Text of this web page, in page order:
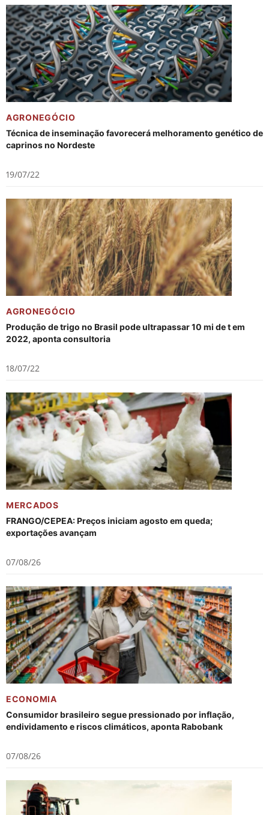
AGRONEGÓCIO
Técnica de inseminação favorecerá melhoramento genético de
caprinos no Nordeste
19/07/22
AGRONEGÓCIO
Produção de trigo no Brasil pode ultrapassar 10 mi de t em
2022, aponta consultoria
18/07/22
MERCADOS
FRANGO/CEPEA: Preços iniciam agosto em queda;
exportações avançam
07/08/26
ECONOMIA
Consumidor brasileiro segue pressionado por inflação,
endividamento e riscos climáticos, aponta Rabobank
07/08/26